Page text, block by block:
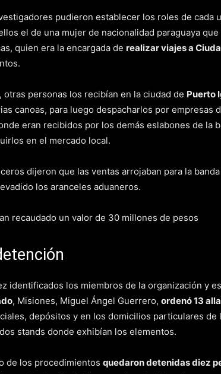
pudieron establecer los roles de cada
el de una mujer de nacionalidad paraguaya
quien era la encargada de realizar viajes a
otras personas los recibían en la ciudad de Puerto
canoas, para luego despacharlos por empresas
eran recibidos por los demás eslabones de la
en el mercado local.
dijeron que las ventas arrojaban para la
los aranceles aduaneros.
identificados los miembros de la organización y
, Misiones, Miguel Ángel Guerrero, ordenó 13
depósitos y en los domicilios particulares de
stands donde exhibían los elementos.
de los procedimientos quedaron detenidas diez